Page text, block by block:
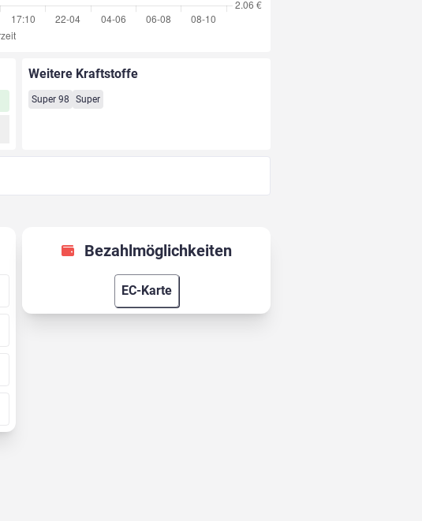
Weitere Kraftstoffe
Super 98 Super
Bezahlmöglichkeiten
EC-Karte